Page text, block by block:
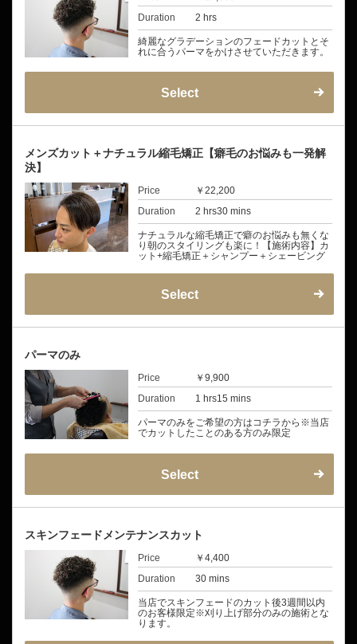
Duration
2 hrs
綺麗なグラデーションのフェードカットとそ
れに合うパーマをかけさせていただきます。
Select
メンズカット＋ナチュラル縮毛矯正【癖毛のお悩みも一発解
決】
Price
￥22,200
Duration
2 hrs30 mins
ナチュラルな縮毛矯正で癖のお悩みも無くな
り朝のスタイリングも楽に！【施術内容】カ
ット+縮毛矯正＋シャンプー＋シェービング
Select
パーマのみ
Price
￥9,900
Duration
1 hrs15 mins
パーマのみをご希望の方はコチラから※当店
でカットしたことのある方のみ限定
Select
スキンフェードメンテナンスカット
Price
￥4,400
Duration
30 mins
当店でスキンフェードのカット後3週間以内
のお客様限定※刈り上げ部分のみの施術とな
ります。